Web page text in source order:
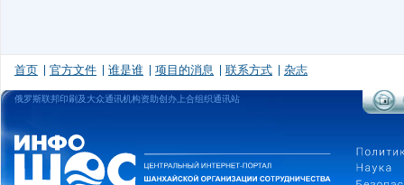
首页 官方文件 谁是谁 项目的消息 联系方式 杂志
俄罗斯联邦印刷及大众通讯机构资助创办上合组织通讯站